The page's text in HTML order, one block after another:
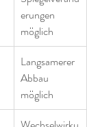
erungen
möglich
Langsamerer
Abbau
möglich